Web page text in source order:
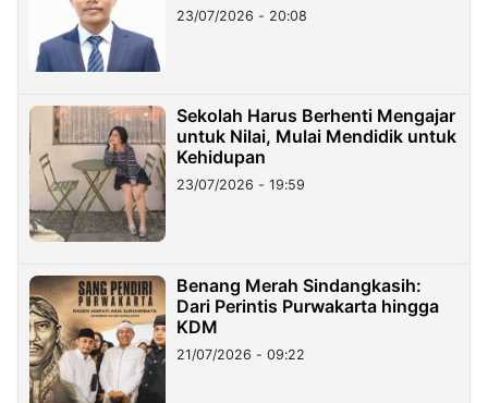
23/07/2026 - 20:08
Sekolah Harus Berhenti Mengajar
untuk Nilai, Mulai Mendidik untuk
Kehidupan
23/07/2026 - 19:59
Benang Merah Sindangkasih:
Dari Perintis Purwakarta hingga
KDM
21/07/2026 - 09:22